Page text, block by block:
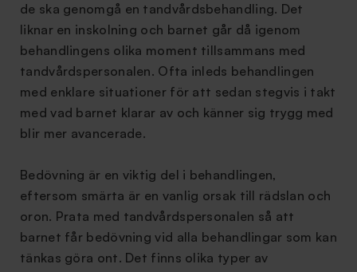
de ska genomgå en tandvårdsbehandling. Det
liknar en inskolning och barnet går då igenom
behandlingens olika moment tillsammans med
tandvårdspersonalen. Ofta inleds behandlingen
med enklare situationer för att sedan stegvis i takt
med vad barnet klarar av och känner sig trygg med
blir mer avancerade.
Bedövning är en viktig del i behandlingen,
eftersom smärta är en vanlig orsak till rädslan och
oron. Prata med tandvårdspersonalen så att
barnet får bedövning vid alla behandlingar som kan
tänkas göra ont. Det finns olika typer av